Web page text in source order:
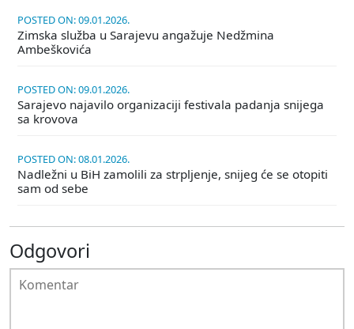
POSTED ON: 09.01.2026.
Zimska služba u Sarajevu angažuje Nedžmina
Ambeškovića
POSTED ON: 09.01.2026.
Sarajevo najavilo organizaciji festivala padanja snijega
sa krovova
POSTED ON: 08.01.2026.
Nadležni u BiH zamolili za strpljenje, snijeg će se otopiti
sam od sebe
Odgovori